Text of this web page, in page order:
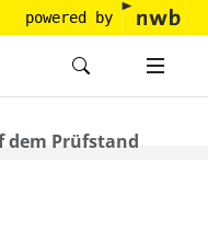
powered by
dem Prüfstand